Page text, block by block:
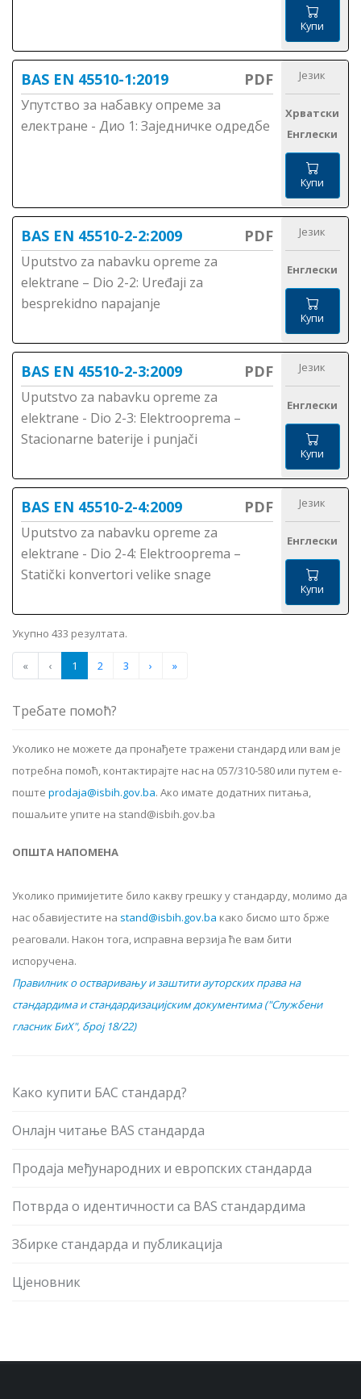
Купи
BAS EN 45510-1:2019 PDF
Упутство за набавку опреме за
електране - Дио 1: Заједничке одредбе
Језик
Хрватски
Енглески
Купи
BAS EN 45510-2-2:2009 PDF
Uputstvo za nabavku opreme za
elektrane – Dio 2-2: Uređaji za
besprekidno napajanje
Језик
Енглески
Купи
BAS EN 45510-2-3:2009 PDF
Uputstvo za nabavku opreme za
elektrane - Dio 2-3: Elektrooprema –
Stacionarne baterije i punjači
Језик
Енглески
Купи
BAS EN 45510-2-4:2009 PDF
Uputstvo za nabavku opreme za
elektrane - Dio 2-4: Elektrooprema –
Statički konvertori velike snage
Језик
Енглески
Купи
Укупно 433 резултата.
« ‹ 1 2 3 › »
Требате помоћ?
Уколико не можете да пронађете тражени стандард или вам је
потребна помоћ, контактирајте нас на 057/310-580 или путем е-
поште prodaja@isbih.gov.ba. Ако имате додатних питања,
пошаљите упите на stand@isbih.gov.ba
ОПШТА НАПОМЕНА
Уколико примијетите било какву грешку у стандарду, молимо да
нас обавијестите на stand@isbih.gov.ba како бисмо што брже
реаговали. Након тога, исправна верзија ће вам бити
испоручена.
Правилник о остваривању и заштити ауторских права на
стандардима и стандардизацијским документима ("Службени
гласник БиХ", број 18/22)
Како купити БАС стандард?
Онлајн читање BAS стандарда
Продаја међународних и европских стандарда
Потврда о идентичности са BAS стандардима
Збирке стандарда и публикација
Цјеновник